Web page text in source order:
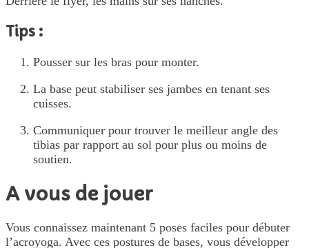
Tips :
Pousser sur les bras pour monter.
La base peut stabiliser ses jambes en tenant ses
cuisses.
Communiquer pour trouver le meilleur angle des
tibias par rapport au sol pour plus ou moins de
soutien.
A vous de jouer
Vous connaissez maintenant 5 poses faciles pour débuter
l’acroyoga. Avec ces postures de bases, vous développer